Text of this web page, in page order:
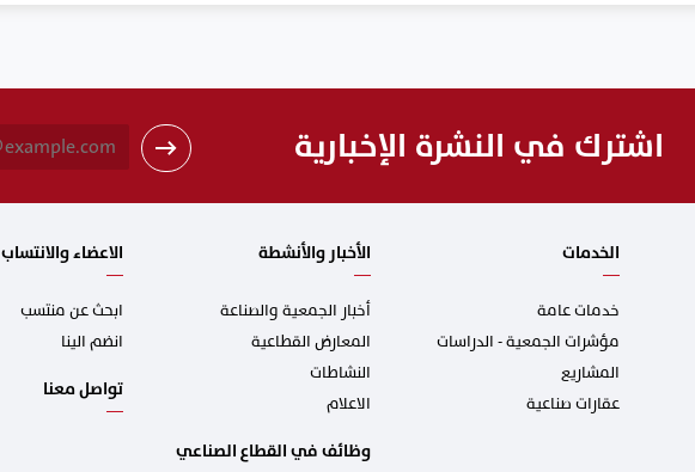
اشترك في النشرة الإخبارية
الخدمات
خدمات عامة
مؤشرات الجمعية - الدراسات
المشاريع
عقارات صناعية
الأخبار والأنشطة
أخبار الجمعية والصناعة
المعارض القطاعية
النشاطات
الاعلام
وظائف في القطاع الصناعي
الاعضاء والانتساب
ابحث عن منتسب
انضم الينا
تواصل معنا